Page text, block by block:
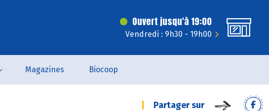
Ouvert jusqu'à 19:00
Vendredi : 9h30 - 19h00
Magazines Biocoop
Partager sur